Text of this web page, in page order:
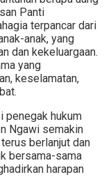
Panti
terpancar dari
anak, yang
dan kekeluargaan.
yang
keselamatan,
penegak hukum
Ngawi semakin
berlanjut dan
bersama-sama
harapan